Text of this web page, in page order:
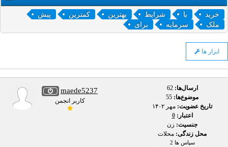
خرید با شرایط بهترین کمترین
پیش
ملک
سرمایه برای
ابزار ها
maede5237
کاربر انجمن
ارسال‌ها:62
موضوع‌ها:
تاریخ عضویت: مهر ۱۴۰۲
اعتبار:0
جنسیت: زن
محل زندگی: محلات
سپاس ها 2